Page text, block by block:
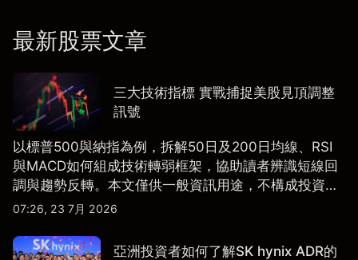
最新股票文章
三大技術指標 實戰捕捉美股見頂調整
訊號
以標普500與納指為例，拆解50日及200日均線、RSI
與MACD如何組成技術轉弱框架，協助讀者辨識短線回
調與趨勢反轉。本文僅供一般資訊用途，不構成投資研
究、投資建議或任何交易推薦。
07:26, 23 7月 2026
亞洲投資者如何了解SK hynix ADR的